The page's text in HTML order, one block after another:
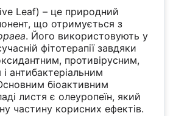
Leaf) – це природний
що отримується з
. Його використовують у
фітотерапії завдяки
противірусним,
антибактеріальним
біоактивним
листя є олеуропеїн, який
частину корисних ефектів.